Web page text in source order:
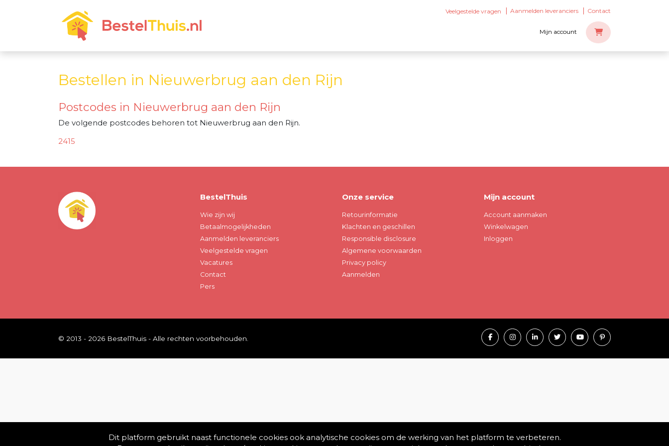
Veelgestelde vragen Aanmelden leveranciers Contact
Mijn account
Bestellen in Nieuwerbrug aan den Rijn
Postcodes in Nieuwerbrug aan den Rijn
De volgende postcodes behoren tot Nieuwerbrug aan den Rijn.
2415
BestelThuis
Wie zijn wij
Betaalmogelijkheden
Aanmelden leveranciers
Veelgestelde vragen
Vacatures
Contact
Pers
Onze service
Retourinformatie
Klachten en geschillen
Responsible disclosure
Algemene voorwaarden
Privacy policy
Aanmelden
Mijn account
Account aanmaken
Winkelwagen
Inloggen
© 2013 - 2026 BestelThuis - Alle rechten voorbehouden.
Dit platform gebruikt naast functionele cookies ook analytische cookies om de werking van het platform te verbeteren.